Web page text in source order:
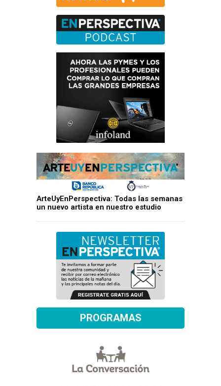
ArteUyEnPerspectiva: Todas las semanas
un nuevo artista en nuestro estudio
PROGRAMAS